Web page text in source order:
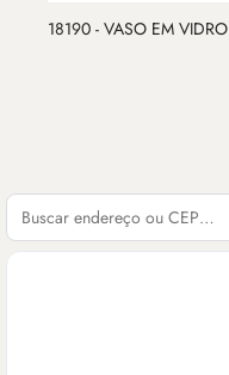
18190 - VASO EM VIDRO